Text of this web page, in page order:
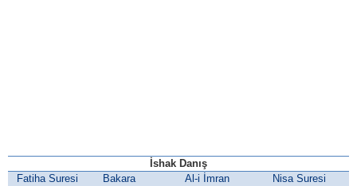
İshak Danış
Fatiha Suresi
Bakara
Al-i İmran
Nisa Suresi